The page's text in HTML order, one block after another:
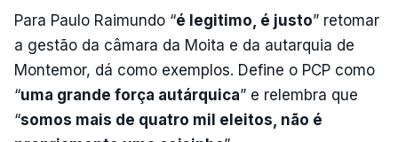
Para Paulo Raimundo “é legitimo, é justo” retomar
a gestão da câmara da Moita e da autarquia de
Montemor, dá como exemplos. Define o PCP como
“uma grande força autárquica” e relembra que
“somos mais de quatro mil eleitos, não é